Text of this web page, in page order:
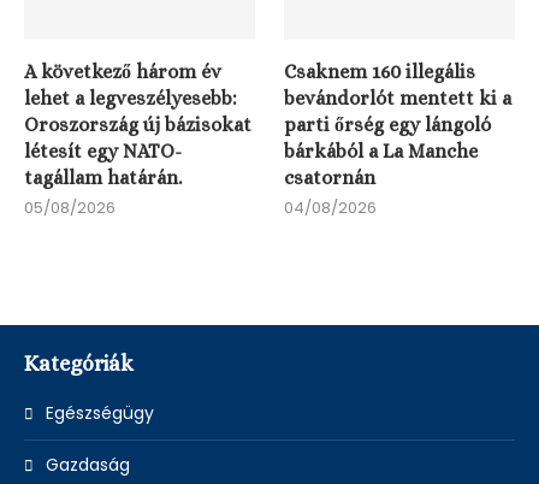
A következő három év
lehet a legveszélyesebb:
Oroszország új bázisokat
létesít egy NATO-
tagállam határán.
05/08/2026
Csaknem 160 illegális
bevándorlót mentett ki a
parti őrség egy lángoló
bárkából a La Manche
csatornán
04/08/2026
Kategóriák
Egészségügy
Gazdaság